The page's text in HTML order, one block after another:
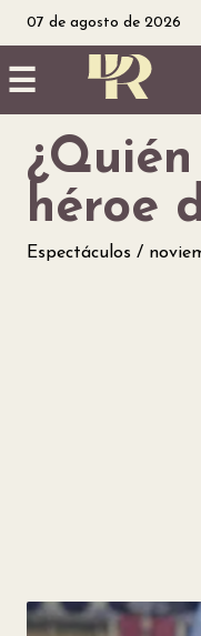
07 de agosto de 2026
☰
Inicio
Noticias
Utilidad
Hogar
héroe
Espectáculos